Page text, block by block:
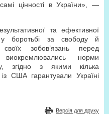
цінності в України», —
та ефективної
боротьбі за свободу й
зобов’язань перед
норми
згідно з якими кілька
США гарантували Україні
Версія для друку